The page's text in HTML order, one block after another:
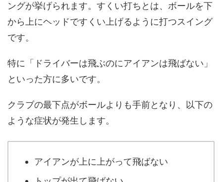
ングが挙げられます。すくい打ちとは、ボールを下
から上にヘッドですくい上げるように打つスイング
です。
特に「ドライバーは飛ぶのにアイアンは飛ばない」
といった方に多いです。
クラブの最下点がボールよりも手前となり、以下の
ような症状が発生します。
アイアンが上に上がって飛ばない